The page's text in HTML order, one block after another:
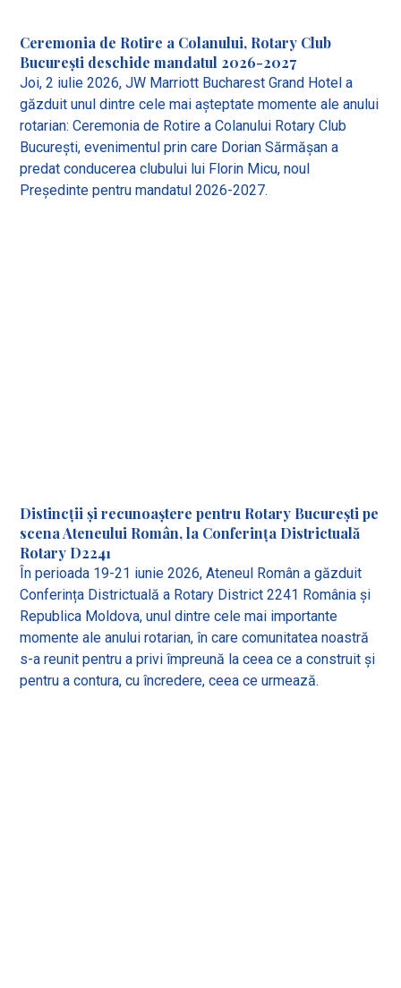
Ceremonia de Rotire a Colanului, Rotary Club
București deschide mandatul 2026-2027
Joi, 2 iulie 2026, JW Marriott Bucharest Grand Hotel a
găzduit unul dintre cele mai așteptate momente ale anului
rotarian: Ceremonia de Rotire a Colanului Rotary Club
București, evenimentul prin care Dorian Sărmășan a
predat conducerea clubului lui Florin Micu, noul
Președinte pentru mandatul 2026-2027.
Distincții și recunoaștere pentru Rotary București pe
scena Ateneului Român, la Conferința Districtuală
Rotary D2241
În perioada 19-21 iunie 2026, Ateneul Român a găzduit
Conferința Districtuală a Rotary District 2241 România și
Republica Moldova, unul dintre cele mai importante
momente ale anului rotarian, în care comunitatea noastră
s-a reunit pentru a privi împreună la ceea ce a construit și
pentru a contura, cu încredere, ceea ce urmează.